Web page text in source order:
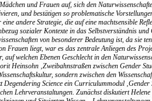
und Frauen auf, sich den
und bestätigen so problematische
andere Strategie, die auf eine machtsensible
sozialer Kontexte in das Selbstverständnis
von besonderer Bedeutung ist, da sie
liegt, war es das zentrale Anliegen des
welchen Ebenen Geschlecht in den
‚Zweibahnstraßen zwischen Gender
sondern zwischen den
Science ein Curriculummodul
Lehrveranstaltungen. Zunächst diskutiert